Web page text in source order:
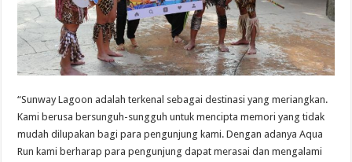
“Sunway Lagoon adalah terkenal sebagai destinasi yang meriangkan.
Kami berusa bersunguh-sungguh untuk mencipta memori yang tidak
mudah dilupakan bagi para pengunjung kami. Dengan adanya Aqua
Run kami berharap para pengunjung dapat merasai dan mengalami